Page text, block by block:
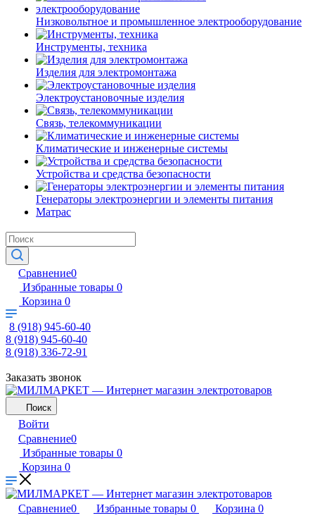
Низковольтное и промышленное электрооборудование
Инструменты, техника
Изделия для электромонтажа
Электроустановочные изделия
Связь, телекоммуникации
Климатические и инженерные системы
Устройства и средства безопасности
Генераторы электроэнергии и элементы питания
Матрас
Сравнение0
Избранные товары 0
Корзина 0
8 (918) 945-60-40
8 (918) 945-60-40
8 (918) 336-72-91
Заказать звонок
Поиск
Войти
Сравнение0
Избранные товары 0
Корзина 0
Сравнение0 Избранные товары 0 Корзина 0